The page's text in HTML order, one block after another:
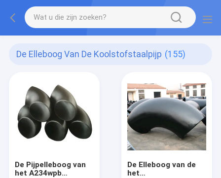
De Elleboog Van De Koolstofstaalpijp (155)
De Pijpelleboog van
het A234wpb
De Elleboog van de
het